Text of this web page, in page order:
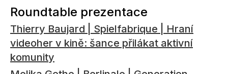
Roundtable prezentace
Thierry Baujard | Spielfabrique | Hraní
videoher v kině: šance přilákat aktivní
komunity